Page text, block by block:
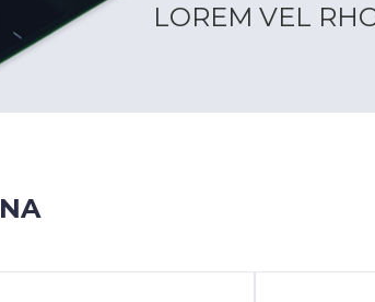
LOREM VEL